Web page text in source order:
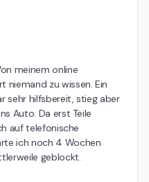
meinem online
niemand zu wissen. Ein
sehr hilfsbereit, stieg aber
Auto. Da erst Teile
auf telefonische
ich noch 4 Wochen
geblockt.